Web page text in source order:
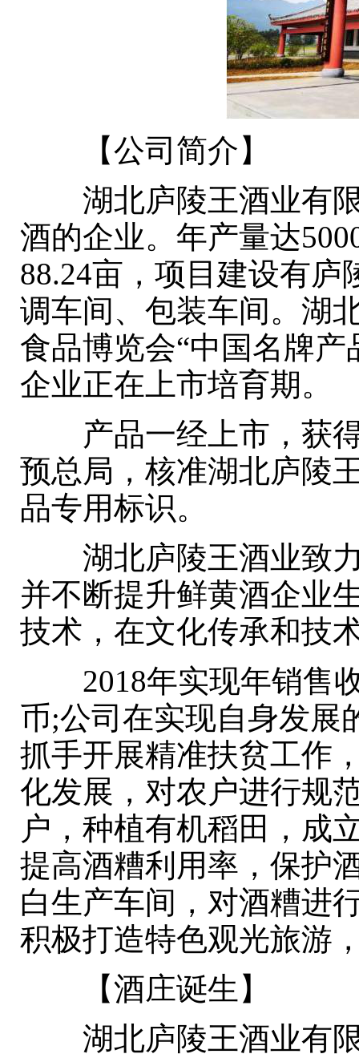
【公司简介】
湖北庐陵王酒业有限
酒的企业。年产量达
88.24亩，项目建设有
调车间、包装车间。湖
食品博览会“中国名牌
企业正在上市培育期。
产品一经上市，获得
预总局，核准湖北庐陵
品专用标识。
湖北庐陵王酒业致力
并不断提升鲜黄酒企业
技术，在文化传承和技
2018年实现年销售收
币;公司在实现自身发展
抓手开展精准扶贫工作
化发展，对农户进行规
户，种植有机稻田，成
提高酒糟利用率，保护
白生产车间，对酒糟进
积极打造特色观光旅游
【酒庄诞生】
湖北庐陵王酒业有限